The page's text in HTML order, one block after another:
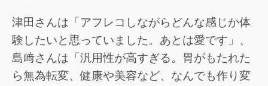
津田さんは「アフレコしながらどんな感じか体
験したいと思っていました。あとは愛です」、
島﨑さんは「汎用性が高すぎる。胃がもたれた
ら無為転変、健康や美容など、なんでも作り変